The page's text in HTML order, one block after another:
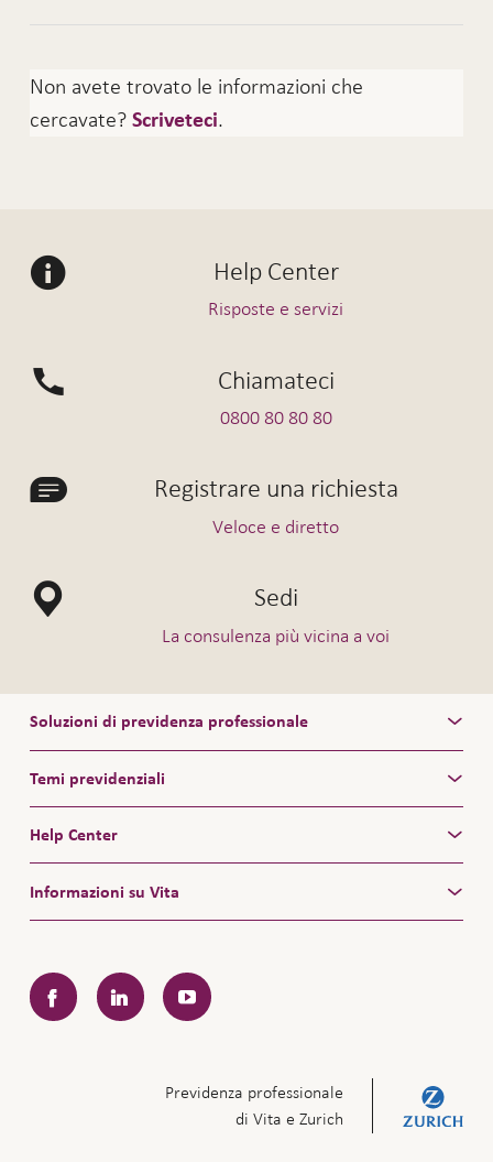
Non avete trovato le informazioni che
cercavate? Scriveteci.
Help Center
Risposte e servizi
Chiamateci
0800 80 80 80
Registrare una richiesta
Veloce e diretto
Sedi
La consulenza più vicina a voi
Soluzioni di previdenza professionale
Temi previdenziali
Help Center
Informazioni su Vita
FacebookLinkedInYouTube
Previdenza professionale
di Vita e Zurich